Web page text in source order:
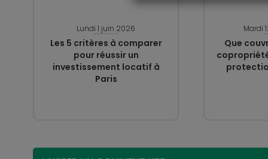
Lundi 1 juin 2026
Les 5 critères à comparer
pour réussir un
investissement locatif à
Paris
Mardi
Que